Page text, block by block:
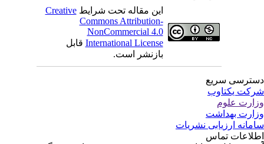
این مقاله تحت شرایطCreative
Commons Attribution-
NonCommercial 4.0
International Licenseقابل
بازنشر است.
سریع
یکتاوب
علوم
بهداشت
ارزیابی نشریات
تماس